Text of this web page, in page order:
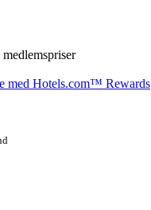
med Hotels.com™ Rewards